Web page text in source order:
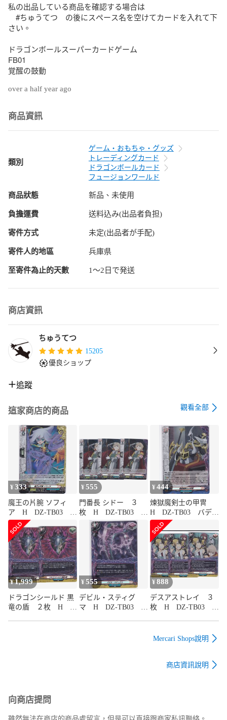
私の出品している商品を確認する場合は
#ちゅうてつ　の後にスペース名を空けてカードを入れて下
さい。
ドラゴンボールスーパーカードゲーム
FB01
覚醒の鼓動
over a half year ago
商品資訊
類別
ゲーム・おもちゃ・グッズ
トレーディングカード
ドラゴンボールカード
フュージョンワールド
商品狀態 新品、未使用
負擔運費 送料込み(出品者負担)
寄件方式 未定(出品者が手配)
寄件人的地區 兵庫県
至寄件為止的天數 1〜2日で発送
商店資訊
ちゅうてつ
15205
優良ショップ
追蹤
這家商店的商品 觀看全部
¥333
魔王の片腕 ソフィ
ア H DZ-TB03 バ
ディファイト ヴァ
ンガード ちゅうて
つ H90
¥555
門番長 シドー ３
枚 H DZ-TB03 バ
ディファイト ヴァ
ンガード ちゅうて
つ H89
¥444
煉獄魔剣士の甲冑
H DZ-TB03 バディ
ファイト ヴァンガ
ード ちゅうてつ
H88
¥1,999
ドラゴンシールド 黒
竜の盾 ２枚 H
¥555
デビル・スティグ
マ H DZ-TB03 バ
¥888
デスアストレイ ３
枚 H DZ-TB03 バ
つ H85
Mercari Shops說明
商店資訊說明
向商店提問